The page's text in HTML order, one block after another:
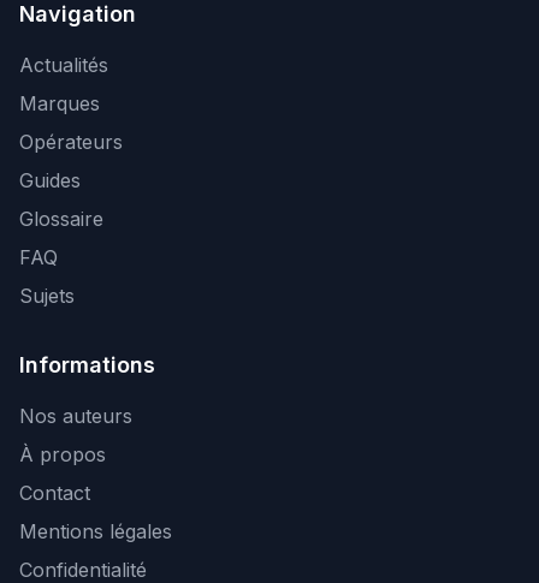
Navigation
Actualités
Marques
Opérateurs
Guides
Glossaire
FAQ
Sujets
Informations
Nos auteurs
À propos
Contact
Mentions légales
Confidentialité